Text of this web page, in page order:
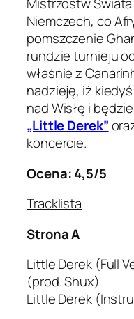
Mistrzostw
Niemczech, co
pomszczenie
rundzie turnieju
właśnie z
nadzieję, iż
nad Wisłę i
„Little Derek”
koncercie.
Ocena: 4,5/5
Tracklista
Strona A
Little Derek (Full
(prod. Shux)
Little Derek